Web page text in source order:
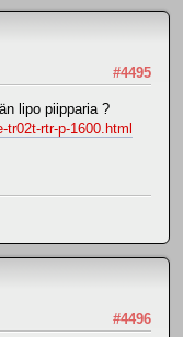
#4495
lipo piipparia ?
tr02t-rtr-p-1600.html
#4496